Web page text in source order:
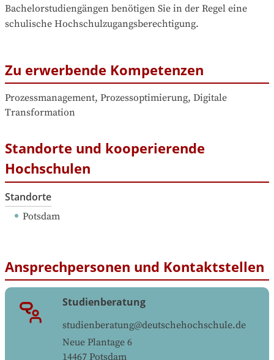
Bachelorstudiengängen benötigen Sie in der Regel eine
schulische Hochschulzugangsberechtigung.
Zu erwerbende Kompetenzen
Prozessmanagement, Prozessoptimierung, Digitale
Transformation
Standorte und kooperierende
Hochschulen
Standorte
Potsdam
Ansprechpersonen und Kontaktstellen
Studienberatung
studienberatung@deutschehochschule.de
Neue Plantage 6
14467 Potsdam